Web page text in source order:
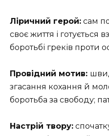
Ліричний герой: сам
своє життя і готується
боротьбі греків проти
Провідний мотив:
згасання кохання й
боротьба за свободу;
Настрій твору: